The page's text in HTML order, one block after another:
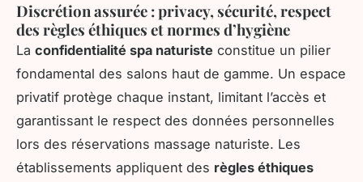
Discrétion assurée : privacy, sécurité, respect
des règles éthiques et normes d’hygiène
La confidentialité spa naturiste constitue un pilier
fondamental des salons haut de gamme. Un espace
privatif protège chaque instant, limitant l’accès et
garantissant le respect des données personnelles
lors des réservations massage naturiste. Les
établissements appliquent des règles éthiques